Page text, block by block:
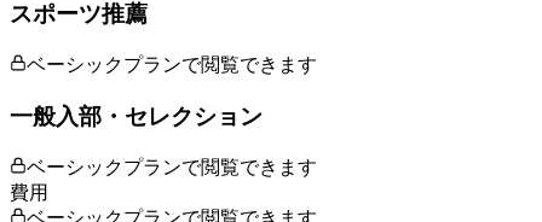
スポーツ推薦
ベーシックプランで閲覧できます
一般入部・セレクション
ベーシックプランで閲覧できます
費用
ベーシックプランで閲覧できます